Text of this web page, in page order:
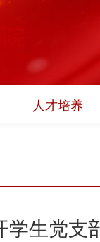
人才培养
学生党支